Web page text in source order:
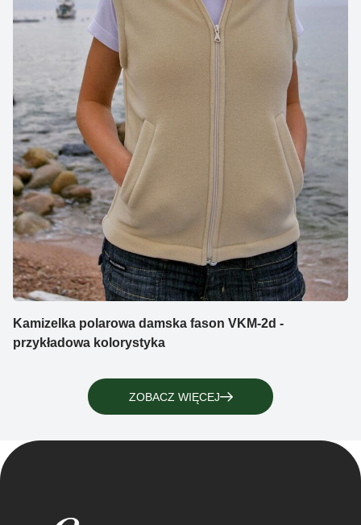
Kamizelka polarowa damska fason VKM-2d -
przykładowa kolorystyka
ZOBACZ WIĘCEJ